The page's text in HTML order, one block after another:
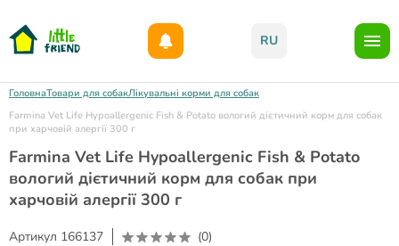
RU
ГоловнаТовари для собакЛікувальні корми для собак
Farmina Vet Life Hypoallergenic Fish & Potato вологий дієтичний корм для собак
при харчовій алергії 300 г
Farmina Vet Life Hypoallergenic Fish & Potato
вологий дієтичний корм для собак при
харчовій алергії 300 г
Артикул 166137
(0)